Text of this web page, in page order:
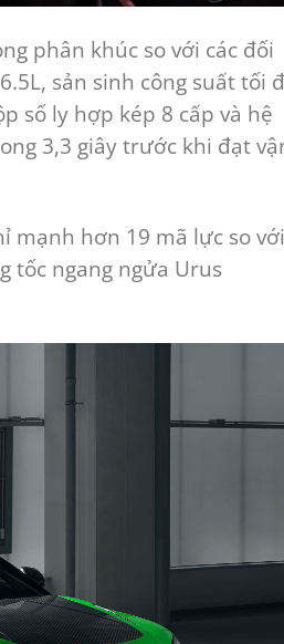
phân khúc so với các đối
sản sinh công suất tối
số ly hợp kép 8 cấp và hệ
3,3 giây trước khi đạt
mạnh hơn 19 mã lực so với
tốc ngang ngửa Urus